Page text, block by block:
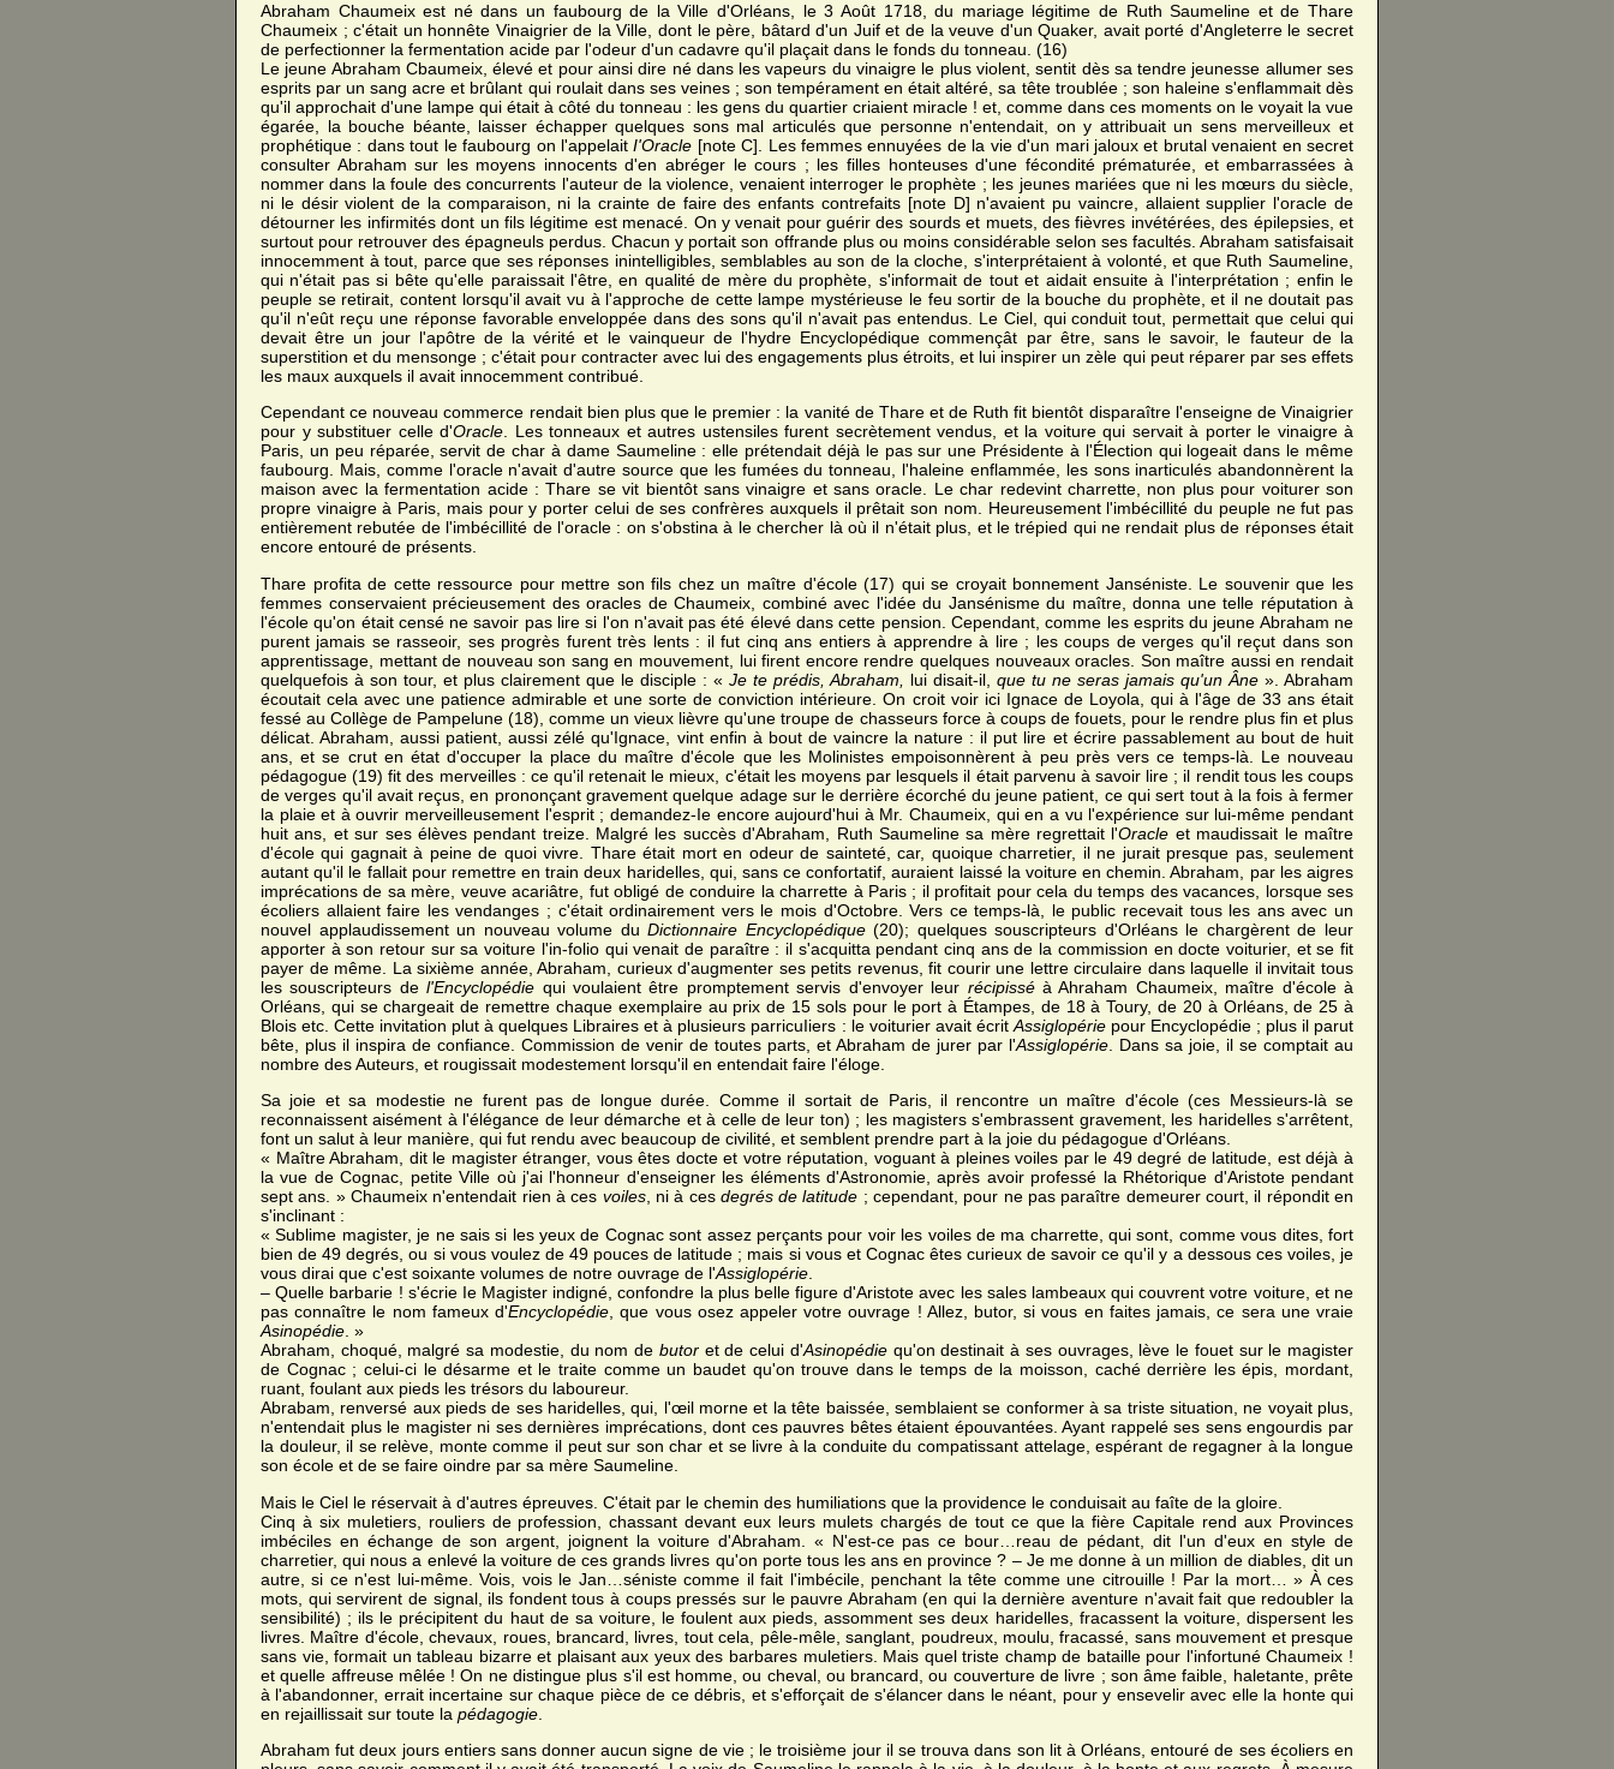
Abraham Chaumeix est né dans un faubourg de la Ville d'Orléans, le 3 Août 1718, du mariage légitime de Ruth Saumeline et de Thare
Chaumeix ; c'était un honnête Vinaigrier de la Ville, dont le père, bâtard d'un Juif et de la veuve d'un Quaker, avait porté d'Angleterre le secret
de perfectionner la fermentation acide par l'odeur d'un cadavre qu'il plaçait dans le fonds du tonneau. (16)
Le jeune Abraham Cbaumeix, élevé et pour ainsi dire né dans les vapeurs du vinaigre le plus violent, sentit dès sa tendre jeunesse allumer ses
esprits par un sang acre et brûlant qui roulait dans ses veines ; son tempérament en était altéré, sa tête troublée ; son haleine s'enflammait dès
qu'il approchait d'une lampe qui était à côté du tonneau : les gens du quartier criaient miracle ! et, comme dans ces moments on le voyait la vue
égarée, la bouche béante, laisser échapper quelques sons mal articulés que personne n'entendait, on y attribuait un sens merveilleux et
prophétique : dans tout le faubourg on l'appelaitI'Oracle [note C]. Les femmes ennuyées de la vie d'un mari jaloux et brutal venaient en secret
consulter Abraham sur les moyens innocents d'en abréger le cours ; les filles honteuses d'une fécondité prématurée, et embarrassées à
nommer dans la foule des concurrents l'auteur de la violence, venaient interroger le prophète ; les jeunes mariées que ni les mœurs du siècle,
ni le désir violent de la comparaison, ni la crainte de faire des enfants contrefaits [note D] n'avaient pu vaincre, allaient supplier l'oracle de
détourner les infirmités dont un fils légitime est menacé. On y venait pour guérir des sourds et muets, des fièvres invétérées, des épilepsies, et
surtout pour retrouver des épagneuls perdus. Chacun y portait son offrande plus ou moins considérable selon ses facultés. Abraham satisfaisait
innocemment à tout, parce que ses réponses inintelligibles, semblables au son de la cloche, s'interprétaient à volonté, et que Ruth Saumeline,
qui n'était pas si bête qu'elle paraissait l'être, en qualité de mère du prophète, s'informait de tout et aidait ensuite à l'interprétation ; enfin le
peuple se retirait, content lorsqu'il avait vu à l'approche de cette lampe mystérieuse le feu sortir de la bouche du prophète, et il ne doutait pas
qu'il n'eût reçu une réponse favorable enveloppée dans des sons qu'il n'avait pas entendus. Le Ciel, qui conduit tout, permettait que celui qui
devait être un jour l'apôtre de la vérité et le vainqueur de l'hydre Encyclopédique commençât par être, sans le savoir, le fauteur de la
superstition et du mensonge ; c'était pour contracter avec lui des engagements plus étroits, et lui inspirer un zèle qui peut réparer par ses effets
les maux auxquels il avait innocemment contribué.
Cependant ce nouveau commerce rendait bien plus que le premier : la vanité de Thare et de Ruth fit bientôt disparaître l'enseigne de Vinaigrier
pour y substituer celle d'Oracle. Les tonneaux et autres ustensiles furent secrètement vendus, et la voiture qui servait à porter le vinaigre à
Paris, un peu réparée, servit de char à dame Saumeline : elle prétendait déjà le pas sur une Présidente à l'Élection qui logeait dans le même
faubourg. Mais, comme l'oracle n'avait d'autre source que les fumées du tonneau, l'haleine enflammée, les sons inarticulés abandonnèrent la
maison avec la fermentation acide : Thare se vit bientôt sans vinaigre et sans oracle. Le char redevint charrette, non plus pour voiturer son
propre vinaigre à Paris, mais pour y porter celui de ses confrères auxquels il prêtait son nom. Heureusement l'imbécillité du peuple ne fut pas
entièrement rebutée de l'imbécillité de l'oracle : on s'obstina à le chercher là où il n'était plus, et le trépied qui ne rendait plus de réponses était
encore entouré de présents.
Thare profita de cette ressource pour mettre son fils chez un maître d'école (17) qui se croyait bonnement Janséniste. Le souvenir que les
femmes conservaient précieusement des oracles de Chaumeix, combiné avec l'idée du Jansénisme du maître, donna une telle réputation à
l'école qu'on était censé ne savoir pas lire si l'on n'avait pas été élevé dans cette pension. Cependant, comme les esprits du jeune Abraham ne
purent jamais se rasseoir, ses progrès furent très lents : il fut cinq ans entiers à apprendre à lire ; les coups de verges qu'il reçut dans son
apprentissage, mettant de nouveau son sang en mouvement, lui firent encore rendre quelques nouveaux oracles. Son maître aussi en rendait
quelquefois à son tour, et plus clairement que le disciple : « Je te prédis, Abraham, lui disait-il, que tu ne seras jamais qu'un Âne ». Abraham
écoutait cela avec une patience admirable et une sorte de conviction intérieure. On croit voir ici Ignace de Loyola, qui à l'âge de 33 ans était
fessé au Collège de Pampelune (18), comme un vieux lièvre qu'une troupe de chasseurs force à coups de fouets, pour le rendre plus fin et plus
délicat. Abraham, aussi patient, aussi zélé qu'Ignace, vint enfin à bout de vaincre la nature : il put lire et écrire passablement au bout de huit
ans, et se crut en état d'occuper la place du maître d'école que les Molinistes empoisonnèrent à peu près vers ce temps-là. Le nouveau
pédagogue (19) fit des merveilles : ce qu'il retenait le mieux, c'était les moyens par lesquels il était parvenu à savoir lire ; il rendit tous les coups
de verges qu'il avait reçus, en prononçant gravement quelque adage sur le derrière écorché du jeune patient, ce qui sert tout à la fois à fermer
la plaie et à ouvrir merveilleusement l'esprit ; demandez-Ie encore aujourd'hui à Mr. Chaumeix, qui en a vu l'expérience sur lui-même pendant
huit ans, et sur ses élèves pendant treize. Malgré les succès d'Abraham, Ruth Saumeline sa mère regrettait l'Oracle et maudissait le maître
d'école qui gagnait à peine de quoi vivre. Thare était mort en odeur de sainteté, car, quoique charretier, il ne jurait presque pas, seulement
autant qu'il le fallait pour remettre en train deux haridelles, qui, sans ce confortatif, auraient laissé la voiture en chemin. Abraham, par les aigres
imprécations de sa mère, veuve acariâtre, fut obligé de conduire la charrette à Paris ; il profitait pour cela du temps des vacances, lorsque ses
écoliers allaient faire les vendanges ; c'était ordinairement vers le mois d'Octobre. Vers ce temps-là, le public recevait tous les ans avec un
nouvel applaudissement un nouveau volume duDictionnaire Encyclopédique(20); quelques souscripteurs d'Orléans le chargèrent de leur
apporter à son retour sur sa voiture l'in-folio qui venait de paraître : il s'acquitta pendant cinq ans de la commission en docte voiturier, et se fit
payer de même. La sixième année, Abraham, curieux d'augmenter ses petits revenus, fit courir une lettre circulaire dans laquelle il invitait tous
les souscripteurs del'Encyclopédie qui voulaient être promptement servis d'envoyer leur récipisséà Ahraham Chaumeix, maître d'école à
Orléans, qui se chargeait de remettre chaque exemplaire au prix de 15 sols pour le port à Étampes, de 18 à Toury, de 20 à Orléans, de 25 à
Blois etc. Cette invitation plut à quelques Libraires et à plusieurs parricuIiers : le voiturier avait écrit Assiglopériepour Encyclopédie ; plus il parut
bête, plus il inspira de confiance. Commission de venir de toutes parts, et Abraham de jurer par l'Assiglopérie . Dans sa joie, il se comptait au
nombre des Auteurs, et rougissait modestement lorsqu'il en entendait faire l'éloge.
Sa joie et sa modestie ne furent pas de longue durée. Comme il sortait de Paris, il rencontre un maître d'école (ces Messieurs-là se
reconnaissent aisément à l'élégance de Ieur démarche et à celle de leur ton) ; les magisters s'embrassent gravement, les haridelles s'arrêtent,
font un salut à leur manière, qui fut rendu avec beaucoup de civilité, et semblent prendre part à la joie du pédagogue d'Orléans.
« Maître Abraham, dit le magister étranger, vous êtes docte et votre réputation, voguant à pleines voiles par le 49 degré de latitude, est déjà à
la vue de Cognac, petite Ville où j'ai l'honneur d'enseigner les éléments d'Astronomie, après avoir professé la Rhétorique d'Aristote pendant
sept ans. » Chaumeix n'entendait rien à ces voiles, ni à cesdegrés de latitude ; cependant, pour ne pas paraître demeurer court, il répondit en
s'inclinant :
« Sublime magister, je ne sais si les yeux de Cognac sont assez perçants pour voir les voiles de ma charrette, qui sont, comme vous dites, fort
bien de 49 degrés, ou si vous voulez de 49 pouces de latitude ; mais si vous et Cognac êtes curieux de savoir ce qu'il y a dessous ces voiles, je
vous dirai que c'est soixante volumes de notre ouvrage de l'Assiglopérie.
– Quelle barbarie ! s'écrie Ie Magister indigné, confondre la plus belle figure d'Aristote avec les sales lambeaux qui couvrent votre voiture, et ne
pas connaître le nom fameux d'Encyclopédie, que vous osez appeler votre ouvrage ! Allez, butor, si vous en faites jamais, ce sera une vraie
Asinopédie. »
Abraham, choqué, malgré sa modestie, du nom de butoret de celui d'Asinopédiequ'on destinait à ses ouvrages, lève le fouet sur le magister
de Cognac ; celui-ci le désarme et le traite comme un baudet qu'on trouve dans le temps de la moisson, caché derrière les épis, mordant,
ruant, foulant aux pieds les trésors du laboureur.
Abrabam, renversé aux pieds de ses haridelles, qui, l'œil morne et la tête baissée, semblaient se conformer à sa triste situation, ne voyait plus,
n'entendait plus le magister ni ses dernières imprécations, dont ces pauvres bêtes étaient épouvantées. Ayant rappelé ses sens engourdis par
la douleur, il se relève, monte comme il peut sur son char et se livre à la conduite du compatissant attelage, espérant de regagner à la longue
son école et de se faire oindre par sa mère Saumeline.
Mais le Ciel le réservait à d'autres épreuves. C'était par le chemin des humiliations que la providence le conduisait au faîte de la gloire.
Cinq à six muletiers, rouliers de profession, chassant devant eux leurs mulets chargés de tout ce que la fière Capitale rend aux Provinces
imbéciles en échange de son argent, joignent la voiture d'Abraham. « N'est-ce pas ce bour…reau de pédant, dit l'un d'eux en style de
charretier, qui nous a enlevé la voiture de ces grands livres qu'on porte tous les ans en province ? – Je me donne à un million de diables, dit un
autre, si ce n'est lui-même. Vois, vois le Jan…séniste comme il fait l'imbécile, penchant la tête comme une citrouille ! Par la mort… » À ces
mots, qui servirent de signal, ils fondent tous à coups pressés sur le pauvre Abraham (en qui Ia dernière aventure n'avait fait que redoubler la
sensibilité) ; ils le précipitent du haut de sa voiture, le foulent aux pieds, assomment ses deux haridelles, fracassent la voiture, dispersent les
livres. Maître d'école, chevaux, roues, brancard, livres, tout cela, pêle-mêle, sanglant, poudreux, moulu, fracassé, sans mouvement et presque
sans vie, formait un tableau bizarre et plaisant aux yeux des barbares muletiers. Mais quel triste champ de bataille pour l'infortuné Chaumeix !
et quelle affreuse mêlée ! On ne distingue plus s'il est homme, ou cheval, ou brancard, ou couverture de livre ; son âme faible, haletante, prête
à l'abandonner, errait incertaine sur chaque pièce de ce débris, et s'efforçait de s'élancer dans le néant, pour y ensevelir avec elle la honte qui
en rejaillissait sur toute la pédagogie
Abraham fut deux jours entiers sans donner aucun signe de vie ; le troisième jour il se trouva dans son lit à Orléans, entouré de ses écoliers en